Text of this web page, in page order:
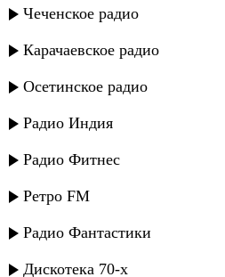
Чеченское радио
Карачаевское радио
Осетинское радио
Радио Индия
Радио Фитнес
Ретро FM
Радио Фантастики
Дискотека 70-х
Шамо - Приди
---
Русское радио